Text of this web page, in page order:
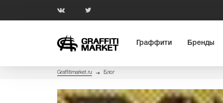
Граффити Бренды
Graffitimarket.ru Блог